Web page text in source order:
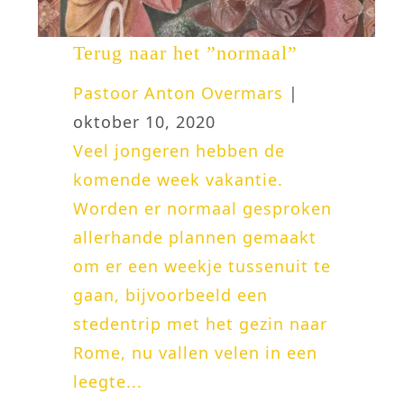
Terug naar het ”normaal”
Pastoor Anton Overmars |
oktober 10, 2020
Veel jongeren hebben de
komende week vakantie.
Worden er normaal gesproken
allerhande plannen gemaakt
om er een weekje tussenuit te
gaan, bijvoorbeeld een
stedentrip met het gezin naar
Rome, nu vallen velen in een
leegte...